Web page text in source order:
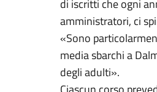
di iscritti che ogni
amministratori, ci
«Sono
media sbarchi a
degli adulti».